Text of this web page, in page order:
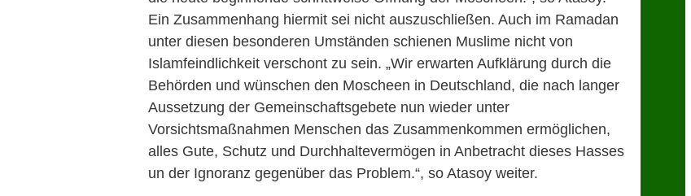
Ein Zusammenhang hiermit sei nicht auszuschließen. Auch im Ramadan
unter diesen besonderen Umständen schienen Muslime nicht von
Islamfeindlichkeit verschont zu sein. „Wir erwarten Aufklärung durch die
Behörden und wünschen den Moscheen in Deutschland, die nach langer
Aussetzung der Gemeinschaftsgebete nun wieder unter
Vorsichtsmaßnahmen Menschen das Zusammenkommen ermöglichen,
alles Gute, Schutz und Durchhaltevermögen in Anbetracht dieses Hasses
un der Ignoranz gegenüber das Problem.“, so Atasoy weiter.